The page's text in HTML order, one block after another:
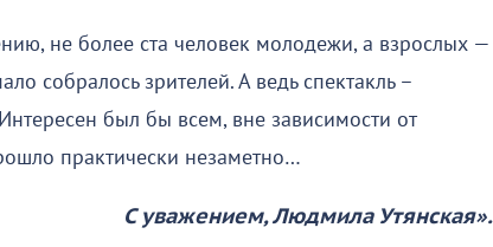
не более ста человек молодежи, а взрослых —
собралось зрителей. А ведь спектакль –
был бы всем, вне зависимости от
практически незаметно…
С уважением, Людмила Утянская».